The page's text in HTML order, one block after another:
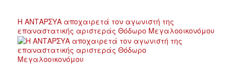
Η ΑΝΤΑΡΣΥΑ αποχαιρετά τον αγωνιστή της
επαναστατικής αριστεράς Θόδωρο Μεγαλοοικονόμου